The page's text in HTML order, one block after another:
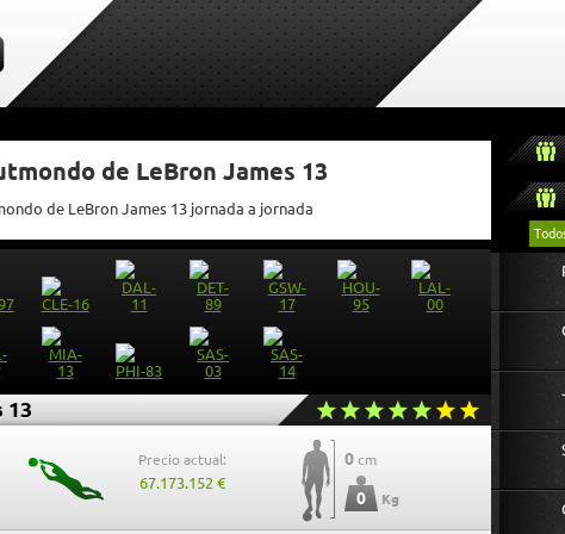
de LeBron James 13
de LeBron James 13 jornada a jornada
13
Precio actual:
67.173.152 €
0 cm
0 Kg